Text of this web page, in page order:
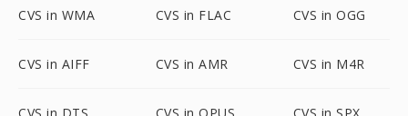
CVS in WMA CVS in FLAC CVS in OGG
CVS in AIFF CVS in AMR CVS in M4R